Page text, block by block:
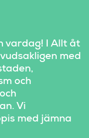
vardag! I Allt åt
med
och
Vi
med jämna